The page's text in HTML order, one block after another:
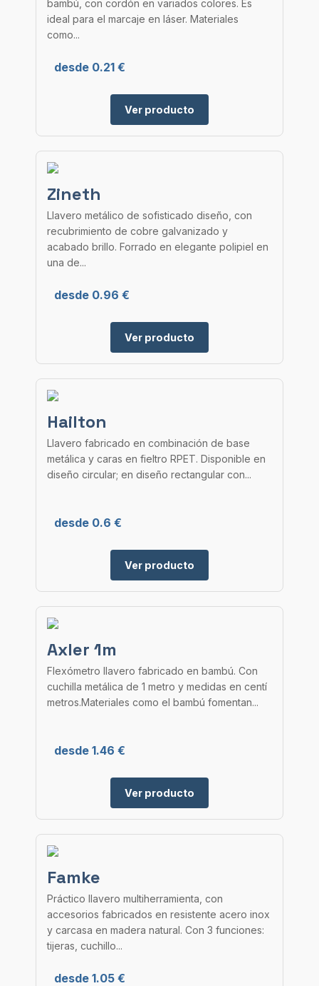
bambú, con cordón en variados colores. Es
ideal para el marcaje en láser. Materiales
como...
desde 0.21 €
Ver producto
Zineth
Llavero metálico de sofisticado diseño, con
recubrimiento de cobre galvanizado y
acabado brillo. Forrado en elegante polipiel en
una de...
desde 0.96 €
Ver producto
Hailton
Llavero fabricado en combinación de base
metálica y caras en fieltro RPET. Disponible en
diseño circular; en diseño rectangular con...
desde 0.6 €
Ver producto
Axler 1m
Flexómetro llavero fabricado en bambú. Con
cuchilla metálica de 1 metro y medidas en centí
metros.Materiales como el bambú fomentan...
desde 1.46 €
Ver producto
Famke
Práctico llavero multiherramienta, con
accesorios fabricados en resistente acero inox
y carcasa en madera natural. Con 3 funciones:
tijeras, cuchillo...
desde 1.05 €